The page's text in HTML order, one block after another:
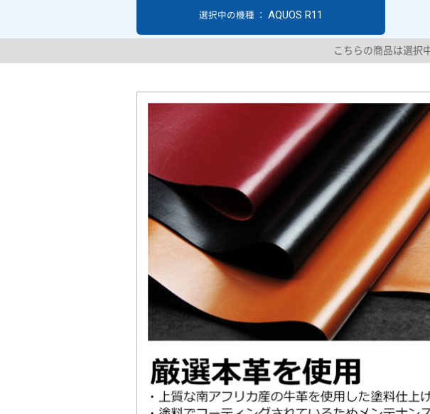
選択中の機種 ： AQUOS R11
こちらの商品は選択